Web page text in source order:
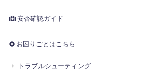
安否確認ガイド
お困りごとはこちら
トラブルシューティング